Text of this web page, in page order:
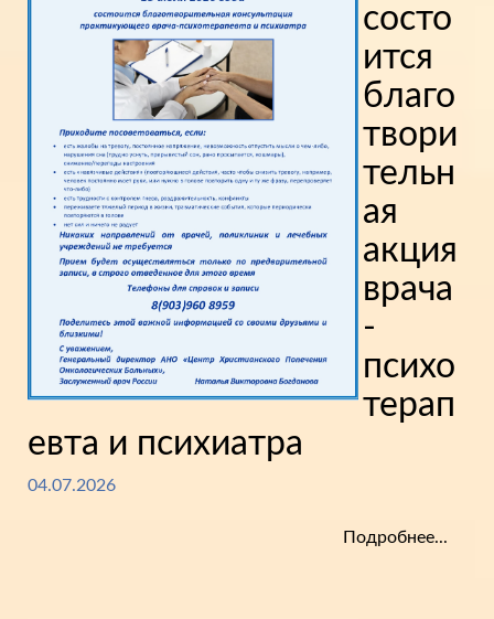
состо
ится
благо
твори
тельн
ая
акция
врача
-
психо
терап
евта и психиатра
04.07.2026
Подробнее...